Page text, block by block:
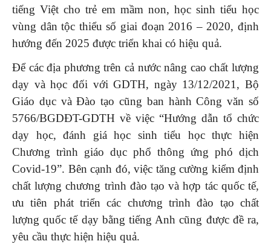
tiếng Việt cho trẻ em mầm non, học sinh tiểu học
vùng dân tộc thiểu số giai đoạn 2016 – 2020, định
hướng đến 2025 được triển khai có hiệu quả.
Để các địa phương trên cả nước nâng cao chất lượng
dạy và học đối với GDTH, ngày 13/12/2021, Bộ
Giáo dục và Đào tạo cũng ban hành Công văn số
5766/BGDĐT-GDTH về việc “Hướng dẫn tổ chức
dạy học, đánh giá học sinh tiểu học thực hiện
Chương trình giáo dục phổ thông ứng phó dịch
Covid-19”. Bên cạnh đó, việc tăng cường kiểm định
chất lượng chương trình đào tạo và hợp tác quốc tế,
ưu tiên phát triển các chương trình đào tạo chất
lượng quốc tế dạy bằng tiếng Anh cũng được đề ra,
yêu cầu thực hiện hiệu quả.